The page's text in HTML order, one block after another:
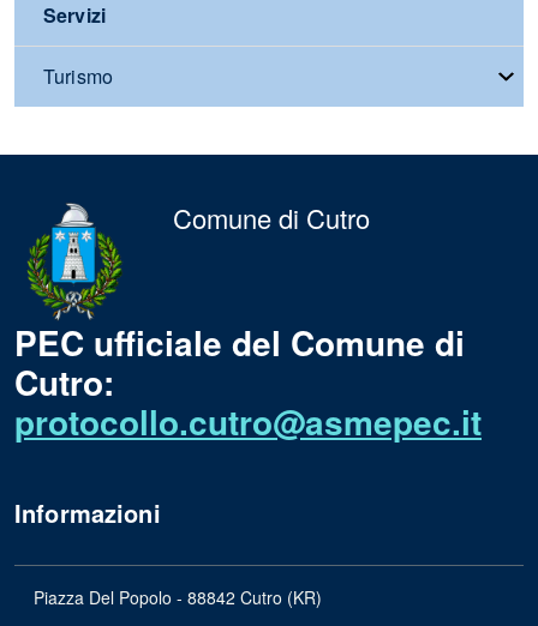
Servizi
Turismo
Comune di Cutro
PEC ufficiale del Comune di
Cutro:
protocollo.cutro@asmepec.it
Informazioni
Piazza Del Popolo - 88842 Cutro (KR)